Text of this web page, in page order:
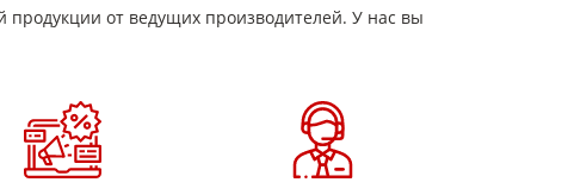
матов,
продукции от ведущих производителей. У нас вы